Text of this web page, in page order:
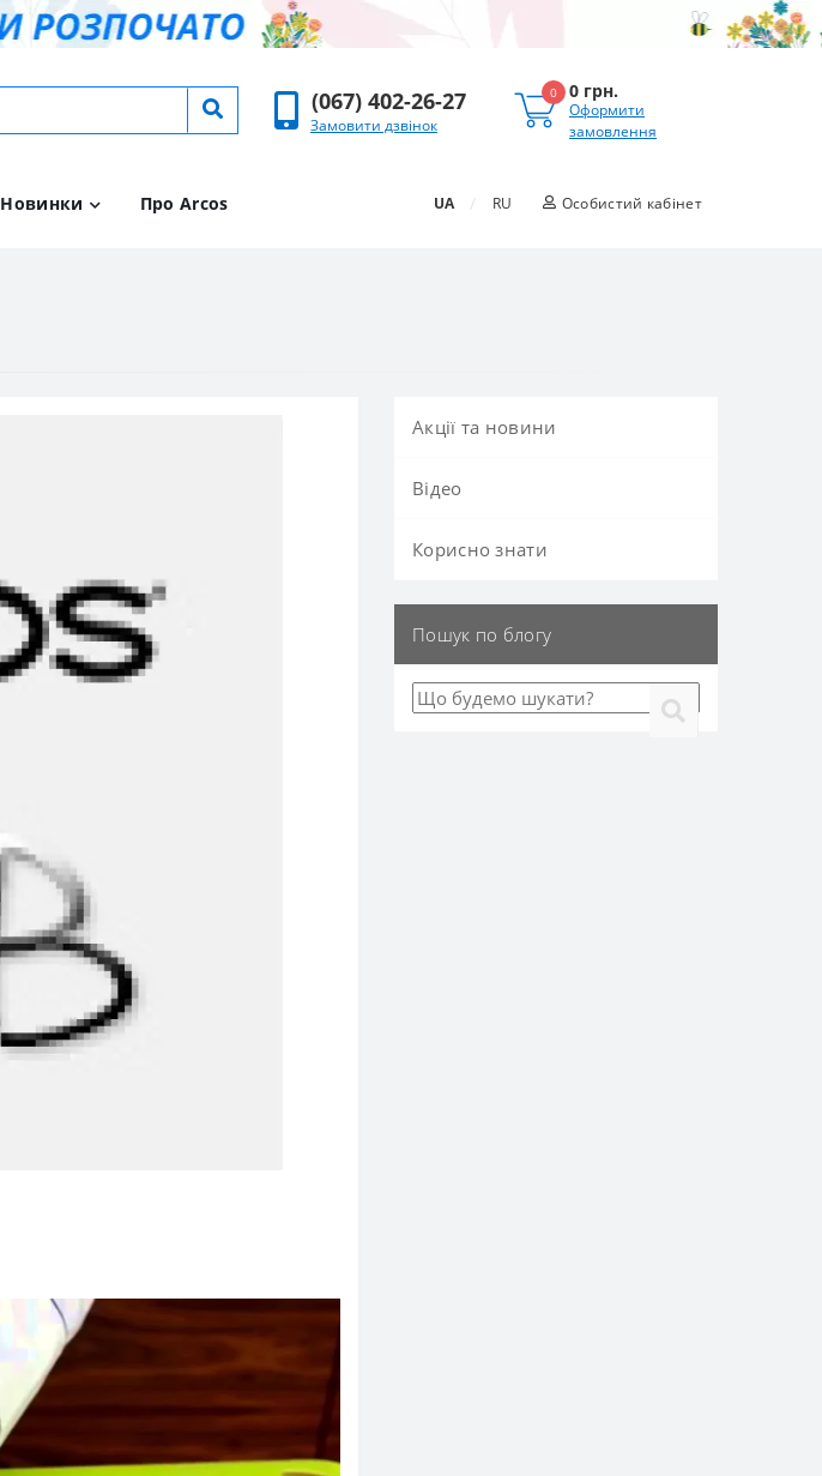
(067) 402-26-27
Замовити дзвінок
0 0 грн.
Оформити
замовлення
Новинки Про Arcos UA / RU Особистий кабінет
Акції та новини
Вiдео
Корисно знати
Пошук по блогу